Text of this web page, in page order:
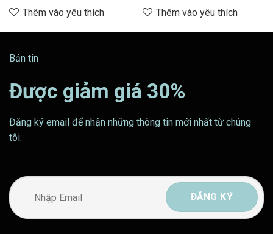
2.206.000 ₫
Thêm vào yêu thích Thêm vào yêu thích
₫
Bản tin
Được giảm giá 30%
Đăng ký email để nhận những thông tin mới nhất từ chúng
tôi.